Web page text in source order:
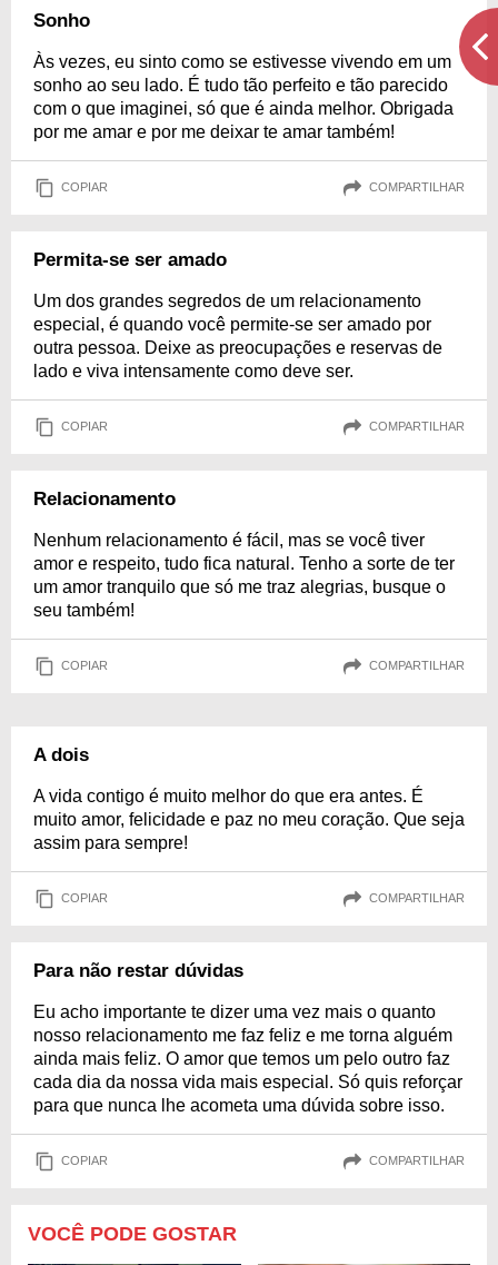
Sonho
Às vezes, eu sinto como se estivesse vivendo em um
sonho ao seu lado. É tudo tão perfeito e tão parecido
com o que imaginei, só que é ainda melhor. Obrigada
por me amar e por me deixar te amar também!
COPIAR COMPARTILHAR
Permita-se ser amado
Um dos grandes segredos de um relacionamento
especial, é quando você permite-se ser amado por
outra pessoa. Deixe as preocupações e reservas de
lado e viva intensamente como deve ser.
COPIAR COMPARTILHAR
Relacionamento
Nenhum relacionamento é fácil, mas se você tiver
amor e respeito, tudo fica natural. Tenho a sorte de ter
um amor tranquilo que só me traz alegrias, busque o
seu também!
COPIAR COMPARTILHAR
A dois
A vida contigo é muito melhor do que era antes. É
muito amor, felicidade e paz no meu coração. Que seja
assim para sempre!
COPIAR COMPARTILHAR
Para não restar dúvidas
Eu acho importante te dizer uma vez mais o quanto
nosso relacionamento me faz feliz e me torna alguém
ainda mais feliz. O amor que temos um pelo outro faz
cada dia da nossa vida mais especial. Só quis reforçar
para que nunca lhe acometa uma dúvida sobre isso.
COPIAR COMPARTILHAR
VOCÊ PODE GOSTAR